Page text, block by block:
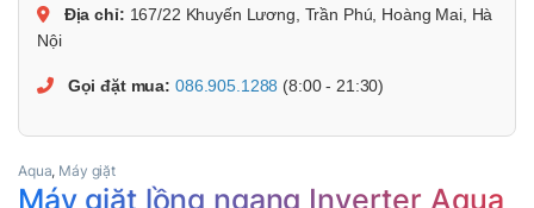
Địa chỉ: 167/22 Khuyến Lương, Trần Phú, Hoàng Mai, Hà
Nội
Gọi đặt mua: 086.905.1288 (8:00 - 21:30)
Aqua, Máy giặt
Máy giặt lồng ngang Inverter Aqua